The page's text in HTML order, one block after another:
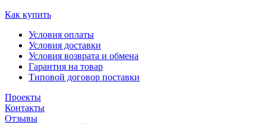
Как купить
Условия оплаты
Условия доставки
Условия возврата и обмена
Гарантия на товар
Типовой договор поставки
Проекты
Контакты
Отзывы